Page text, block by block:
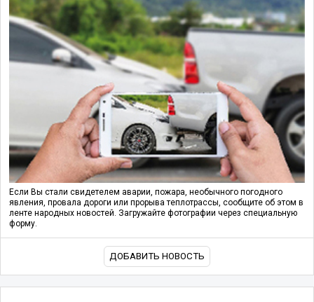
Если Вы стали свидетелем аварии, пожара, необычного погодного
явления, провала дороги или прорыва теплотрассы, сообщите об этом в
ленте народных новостей. Загружайте фотографии через специальную
форму.
ДОБАВИТЬ НОВОСТЬ